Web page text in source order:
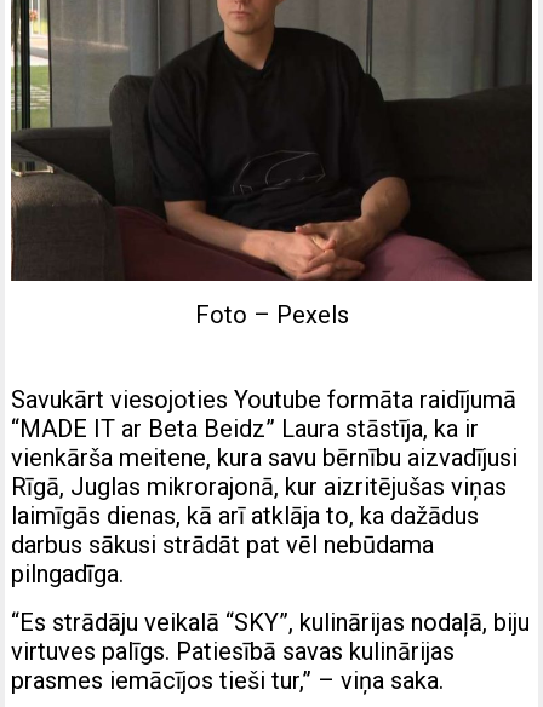
Foto – Pexels
Savukārt viesojoties Youtube formāta raidījumā
“MADE IT ar Beta Beidz” Laura stāstīja, ka ir
vienkārša meitene, kura savu bērnību aizvadījusi
Rīgā, Juglas mikrorajonā, kur aizritējušas viņas
laimīgās dienas, kā arī atklāja to, ka dažādus
darbus sākusi strādāt pat vēl nebūdama
pilngadīga.
“Es strādāju veikalā “SKY”, kulinārijas nodaļā, biju
virtuves palīgs. Patiesībā savas kulinārijas
prasmes iemācījos tieši tur,” – viņa saka.